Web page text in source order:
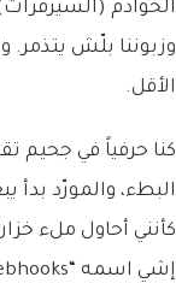
وزبوننا بلّش يتذمر.
الأقل.
كنا حرفياً في جحيم
إشي اسمه “Webhooks” أو “خطاطيف الويب”. تلك اللحظة، يا جماعة، غيرت كل إشي.